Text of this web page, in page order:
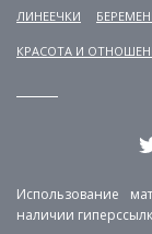
ЛИНЕЕЧКИ
КРАСОТА И
Использование
наличии